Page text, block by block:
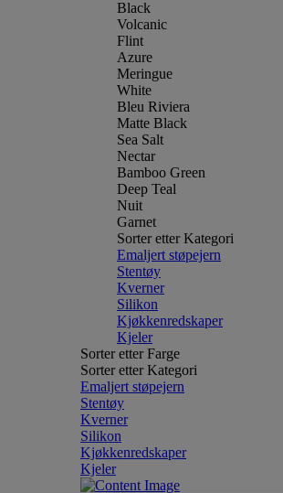
Black
Volcanic
Flint
Azure
Meringue
White
Bleu Riviera
Matte Black
Sea Salt
Nectar
Bamboo Green
Deep Teal
Nuit
Garnet
Sorter etter Kategori
Emaljert støpejern
Stentøy
Kverner
Silikon
Kjøkkenredskaper
Kjeler
Sorter etter Farge
Sorter etter Kategori
Emaljert støpejern
Stentøy
Kverner
Silikon
Kjøkkenredskaper
Kjeler